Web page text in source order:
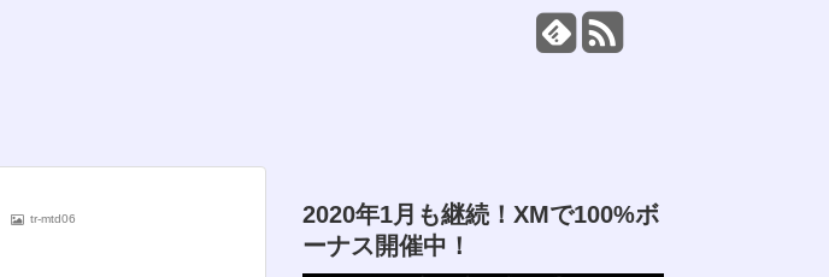
tr-mtd06
2020年1月も継続！XMで100%ボ
ーナス開催中！